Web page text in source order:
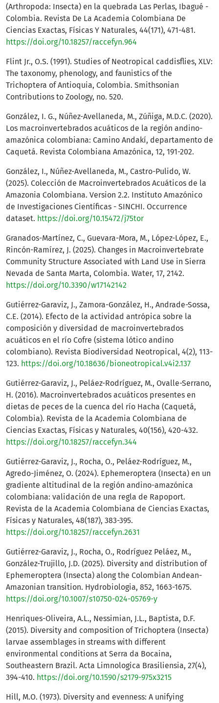
(Arthropoda: Insecta) en la quebrada Las Perlas, Ibagué -
Colombia. Revista De La Academia Colombiana De
Ciencias Exactas, Físicas Y Naturales, 44(171), 471-481.
https://doi.org/10.18257/raccefyn.964
Flint Jr., O.S. (1991). Studies of Neotropical caddisflies, XLV:
The taxonomy, phenology, and faunistics of the
Trichoptera of Antioquia, Colombia. Smithsonian
Contributions to Zoology, no. 520.
González, I. G., Núñez-Avellaneda, M., Zúñiga, M.D.C. (2020).
Los macroinvertebrados acuáticos de la región andino-
amazónica colombiana: Camino Andakí, departamento de
Caquetá. Revista Colombiana Amazónica, 12, 191-202.
González, I., Núñez-Avellaneda, M., Castro-Pulido, W.
(2025). Colección de Macroinvertebrados Acuáticos de la
Amazonia Colombiana. Version 2.2. Instituto Amazónico
de Investigaciones Científicas - SINCHI. Occurrence
dataset. https://doi.org/10.15472/j75tor
Granados-Martínez, C., Guevara-Mora, M., López-López, E.,
Rincón-Ramírez, J. (2025). Changes in Macroinvertebrate
Community Structure Associated with Land Use in Sierra
Nevada de Santa Marta, Colombia. Water, 17, 2142.
https://doi.org/10.3390/w17142142
Gutiérrez-Garaviz, J., Zamora-González, H., Andrade-Sossa,
C.E. (2014). Efecto de la actividad antrópica sobre la
composición y diversidad de macroinvertebrados
acuáticos en el río Cofre (sistema lótico andino
colombiano). Revista Biodiversidad Neotropical, 4(2), 113-
123. https://doi.org/10.18636/bioneotropical.v4i2.137
Gutiérrez-Garaviz, J., Peláez-Rodríguez, M., Ovalle-Serrano,
H. (2016). Macroinvertebrados acuáticos presentes en
dietas de peces de la cuenca del río Hacha (Caquetá,
Colombia). Revista de la Academia Colombiana de
Ciencias Exactas, Físicas y Naturales, 40(156), 420-432.
https://doi.org/10.18257/raccefyn.344
Gutiérrez-Garaviz, J., Rocha, O., Peláez-Rodríguez, M.,
Agredo-Jiménez, O. (2024). Ephemeroptera (Insecta) en un
gradiente altitudinal de la región andino-amazónica
colombiana: validación de una regla de Rapoport.
Revista de la Academia Colombiana de Ciencias Exactas,
Físicas y Naturales, 48(187), 383-395.
https://doi.org/10.18257/raccefyn.2631
Gutiérrez-Garaviz, J., Rocha, O., Rodríguez Peláez, M.,
González-Trujillo, J.D. (2025). Diversity and distribution of
Ephemeroptera (Insecta) along the Colombian Andean-
Amazonian transition. Hydrobiologia, 852, 1663-1675.
https://doi.org/10.1007/s10750-024-05769-y
Henriques-Oliveira, A.L., Nessimian, J.L., Baptista, D.F.
(2015). Diversity and composition of Trichoptera (Insecta)
larvae assemblages in streams with different
environmental conditions at Serra da Bocaina,
Southeastern Brazil. Acta Limnologica Brasiliensia, 27(4),
394-410. https://doi.org/10.1590/s2179-975x3215
Hill, M.O. (1973). Diversity and evenness: A unifying